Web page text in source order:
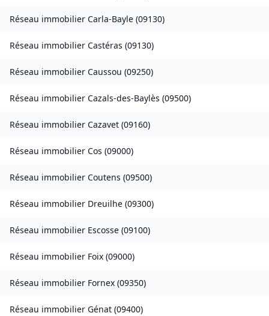
Réseau immobilier Carla-Bayle (09130)
Réseau immobilier Castéras (09130)
Réseau immobilier Caussou (09250)
Réseau immobilier Cazals-des-Baylès (09500)
Réseau immobilier Cazavet (09160)
Réseau immobilier Cos (09000)
Réseau immobilier Coutens (09500)
Réseau immobilier Dreuilhe (09300)
Réseau immobilier Escosse (09100)
Réseau immobilier Foix (09000)
Réseau immobilier Fornex (09350)
Réseau immobilier Génat (09400)